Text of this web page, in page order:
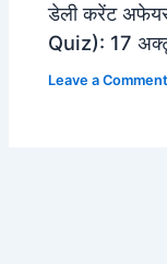
डेली करेंट
Quiz): 17
Leave a Comment